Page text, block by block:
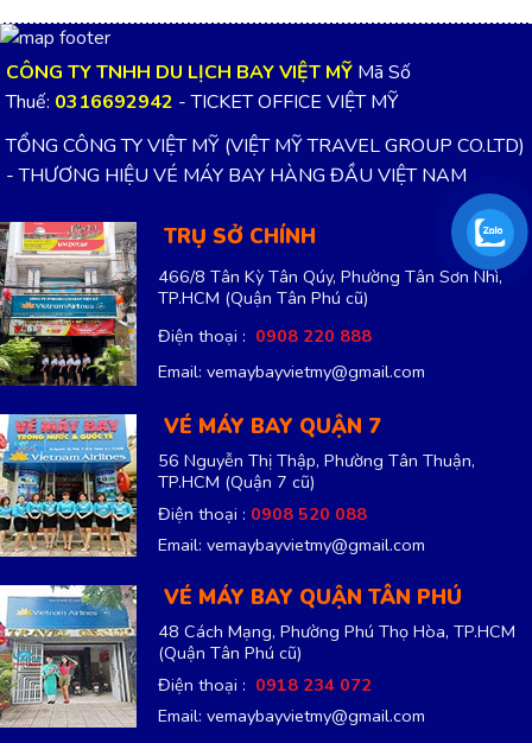
CÔNG TY TNHH DU LỊCH BAY VIỆT MỸ Mã Số
Thuế: 0316692942 - TICKET OFFICE VIỆT MỸ
TỔNG CÔNG TY VIỆT MỸ (VIỆT MỸ TRAVEL GROUP CO.LTD)
- THƯƠNG HIỆU VÉ MÁY BAY HÀNG ĐẦU VIỆT NAM
TRỤ SỞ CHÍNH
466/8 Tân Kỳ Tân Qúy, Phường Tân Sơn Nhì,
TP.HCM (Quận Tân Phú cũ)
Điện thoại : 0908 220 888
Email: vemaybayvietmy@gmail.com
VÉ MÁY BAY QUẬN 7
56 Nguyễn Thị Thập, Phường Tân Thuận,
TP.HCM (Quận 7 cũ)
Điện thoại : 0908 520 088
Email: vemaybayvietmy@gmail.com
VÉ MÁY BAY QUẬN TÂN PHÚ
48 Cách Mạng, Phường Phú Thọ Hòa, TP.HCM
(Quận Tân Phú cũ)
Điện thoại : 0918 234 072
Email: vemaybayvietmy@gmail.com